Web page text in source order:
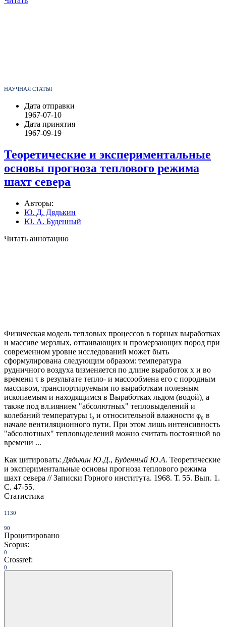
НАУЧНАЯ СТАТЬЯ
Дата отправки
1967-07-10
Дата принятия
1967-09-19
Теоретические и экспериментальные
основы прогноза теплового режима
шахт севера
Авторы:
Ю. Д. Дядькин
Ю. А. Буденный
Читать аннотацию
Физическая модель тепловых процессов в горных выработках
и массиве мерзлых, оттаивающих и промерзающих пород при
современном уровне исследований может быть
сформулирована следующим образом: температура
рудничного воздуха tизменяется по длине выработок x и во
времени τ в результате тепло- и массообмена его с породным
массивом, транспортируемым по выработкам полезным
ископаемым и находящимся в Выработках льдом (водой), а
также под вл.иянием "абсолютных" тепловыделений и
колебаний температуры t₀ и относительной влажности φ₀ в
начале вентиляционного пути. При этом лишь интенсивность
"абсолютных" тепловыделений можно считать постоянной во
времени ...
Как цитировать: Дядькин Ю.Д., Буденный Ю.А. Теоретические
и экспериментальные основы прогноза теплового режима
шахт севера // Записки Горного института. 1968. Т. 55. Вып. 1.
С. 47-55.
Статистика
1130
90
Процитировано
Scopus:
0
Crossref:
0